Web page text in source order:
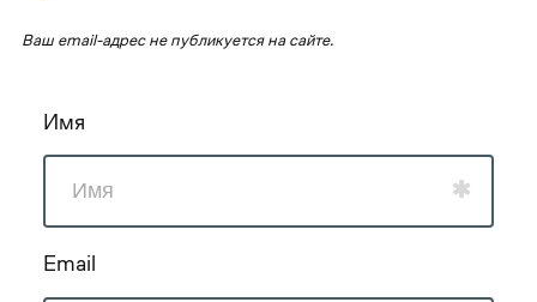
Ваш email-адрес не публикуется на сайте.
Имя
Email